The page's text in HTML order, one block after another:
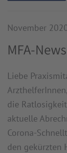
November
MFA-
Liebe
die
aktuelle
Corona-
den gekürzten